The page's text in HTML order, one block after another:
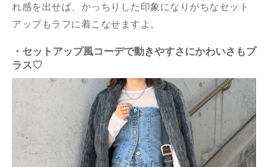
れ感を出せば、かっちりした印象になりがちなセット
アップもラフに着こなせますよ。
・セットアップ風コーデで動きやすさにかわいさもプ
ラス♡